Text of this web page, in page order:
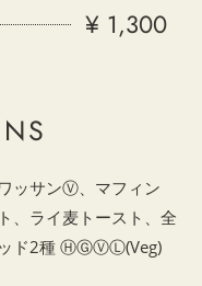
¥ 1,300
ッサンⓋ、マフィン
ライ麦トースト、全
ッド2種 ⒽⒼⓋⓁ(Veg)